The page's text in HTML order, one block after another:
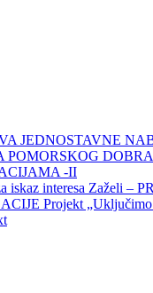
JEDNOSTAVNE
POMORSKOG
-II
iskaz interesa Zaželi –
Projekt „Uključimo